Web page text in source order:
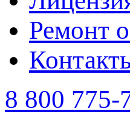
Ремонт
8 800 775-